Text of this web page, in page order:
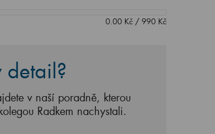
0.00Kč/ 990Kč
detail?
v naší poradně, kterou
Radkem nachystali.